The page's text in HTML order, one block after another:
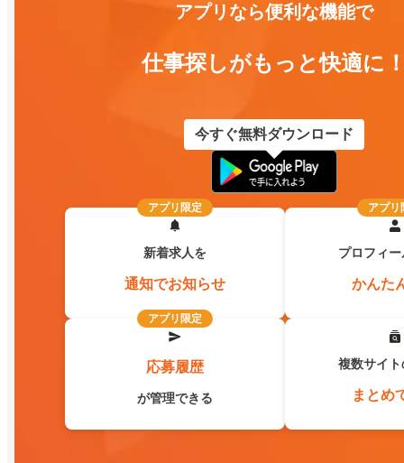
アプリなら便利な機能で
仕事探しがもっと快適に
今すぐ無料ダウンロード
アプリ限定
新着求人を
通知でお知らせ
アプリ
プロフィ
かんた
アプリ限定
応募履歴
が管理できる
複数サイ
まとめ